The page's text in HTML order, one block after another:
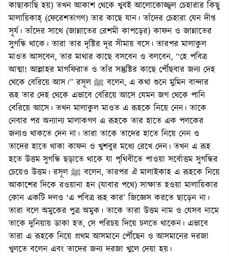
কাছাকাছি হয়) তখন আকাশ থেকে খুবই আলোকোজ্জ্বল চেহারার কিছু
মালায়িকাহ্ (ফেরেশতাগণ) তার কাছে যান। তাঁদের চেহারা যেন দীপ্ত
সূর্য। তাঁদের সাথে (জান্নাতের রেশমী কাপড়ের) কাফন ও জান্নাতের
সুগন্ধি থাকে। তারা তার দৃষ্টির দূর সীমায় বসে। তারপর মালাকুল
মাওত আসবেন, তার মাথার কাছে বসবেন ও বলবেন, ‘‘হে পবিত্র
আত্মা! আল্লাহর মাগফিরাত ও তাঁর সন্তুষ্টির কাছে পৌঁছবার জন্য দেহ
থেকে বেরিয়ে আস।’’ রসূল ﷺ বলেন, এ কথা শুনে মুমিন বান্দার
রূহ তার দেহ থেকে এভাবে বেরিয়ে আসে যেমন জগ থেকে পানি
বেরিয়ে আসে। তখন মালাকুল মাওত এ রূহকে নিয়ে নেন। তাকে
নেবার পর অন্যান্য মালাকগণ এ রূহকে তার হাতে এক পলকের
জন্যও থাকতে দেন না। তারা তাকে তাদের হাতে নিয়ে নেন ও
তাদের হাতে থাকা কাফন ও খুশবুর মধ্যে রেখে দেন। তখন এ রূহ
হতে উত্তম সুগন্ধি ছড়াতে থাকে যা পৃথিবীতে পাওয়া সর্বোত্তম সুগন্ধির
চেয়েও উত্তম। রসূল ﷺ বলেন, তারপর ঐ মালাইকাহ এ রূহকে নিয়ে
আকাশের দিকে রওয়ানা হন (যাবার পথে) সাক্ষাত হওয়া মালায়িকার
কোন একটি দলও ‘এ পবিত্র রূহ কার’ জিজ্ঞেস করতে ছাড়েন না।
তারা বলে অমুকের পুত্র অমুক। তাকে তারা উত্তম নাম ও যেসব নামে
তাকে দুনিয়ায় ডাকা হত, সে পরিচয় দিয়ে চলতে থাকেন। এভাবে
তারা এ রূহকে নিয়ে প্রথম আসমানে পৌঁছেন ও আসমানের দরজা
খুলতে বলেন এবং তাদের জন্য দরজা খুলে দেয়া হয়।